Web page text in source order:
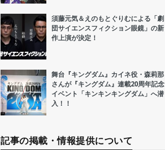
須藤元気＆えのもとぐりむによる「劇
団サイエンスフィクション眼鏡」の新
作上演が決定！
舞台『キングダム』カイネ役・森莉那
さんが『キングダム』連載20周年記念
イベント「キンキンキングダム」へ潜
入！！
記事の掲載・情報提供について